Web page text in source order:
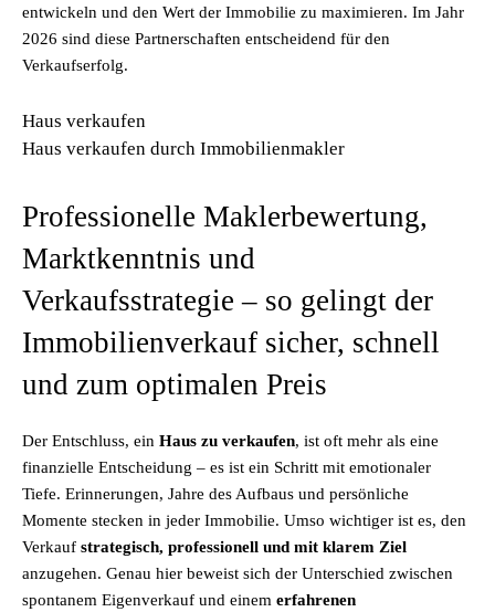
entwickeln und den Wert der Immobilie zu maximieren. Im Jahr
2026 sind diese Partnerschaften entscheidend für den
Verkaufserfolg.
Haus verkaufen
Haus verkaufen durch Immobilienmakler
Professionelle Maklerbewertung,
Marktkenntnis und
Verkaufsstrategie – so gelingt der
Immobilienverkauf sicher, schnell
und zum optimalen Preis
Der Entschluss, ein Haus zu verkaufen, ist oft mehr als eine
finanzielle Entscheidung – es ist ein Schritt mit emotionaler
Tiefe. Erinnerungen, Jahre des Aufbaus und persönliche
Momente stecken in jeder Immobilie. Umso wichtiger ist es, den
Verkauf strategisch, professionell und mit klarem Ziel
anzugehen. Genau hier beweist sich der Unterschied zwischen
spontanem Eigenverkauf und einem erfahrenen